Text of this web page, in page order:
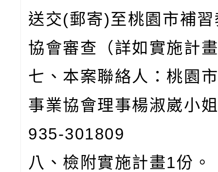
送交(郵寄)至桃園市補
協會審查（詳如實施計
七、本案聯絡人：桃園
事業協會理事楊淑崴小
935-301809
八、檢附實施計畫1份。